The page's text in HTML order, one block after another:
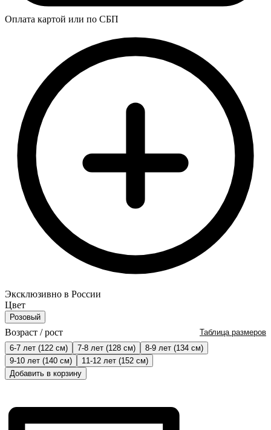
Оплата картой или по СБП
Эксклюзивно в России
Цвет
Розовый
Возраст / рост
Таблица размеров
6-7 лет (122 см)
7-8 лет (128 см)
8-9 лет (134 см)
9-10 лет (140 см)
11-12 лет (152 см)
Добавить в корзину